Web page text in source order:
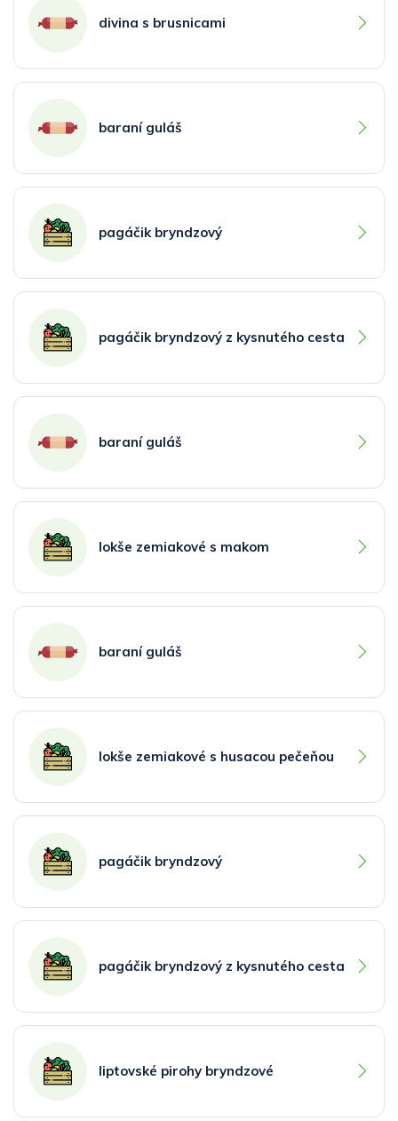
divina s brusnicami
baraní guláš
pagáčik bryndzový
pagáčik bryndzový z kysnutého cesta
baraní guláš
lokše zemiakové s makom
baraní guláš
lokše zemiakové s husacou pečeňou
pagáčik bryndzový
pagáčik bryndzový z kysnutého cesta
liptovské pirohy bryndzové